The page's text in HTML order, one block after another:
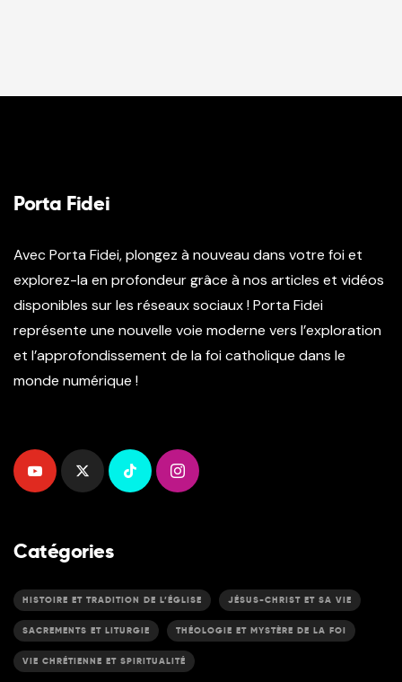
Porta Fidei
Avec Porta Fidei, plongez à nouveau dans votre foi et
explorez-la en profondeur grâce à nos articles et vidéos
disponibles sur les réseaux sociaux ! Porta Fidei
représente une nouvelle voie moderne vers l’exploration
et l’approfondissement de la foi catholique dans le
monde numérique !
Catégories
HISTOIRE ET TRADITION DE L’ÉGLISE JÉSUS-CHRIST ET SA VIE
SACREMENTS ET LITURGIE THÉOLOGIE ET MYSTÈRE DE LA FOI
VIE CHRÉTIENNE ET SPIRITUALITÉ